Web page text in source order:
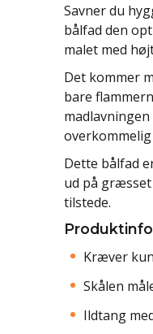
Savner du
bålfad den
malet med
Det kommer
bare
Dette bålfad
ud på
tilstede.
Kræver
Skålen
Ildtang